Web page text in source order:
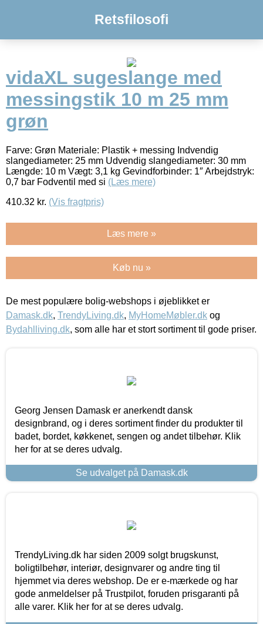
Retsfilosofi
vidaXL sugeslange med
messingstik 10 m 25 mm
grøn
Farve: Grøn Materiale: Plastik + messing Indvendig
slangediameter: 25 mm Udvendig slangediameter: 30 mm
Længde: 10 m Vægt: 3,1 kg Gevindforbinder: 1″ Arbejdstryk:
0,7 bar Fodventil med si (Læs mere)
410.32 kr. (Vis fragtpris)
Læs mere »
Køb nu »
De mest populære bolig-webshops i øjeblikket er
Damask.dk, TrendyLiving.dk, MyHomeMøbler.dk og
Bydahlliving.dk, som alle har et stort sortiment til gode priser.
Georg Jensen Damask er anerkendt dansk
designbrand, og i deres sortiment finder du produkter til
badet, bordet, køkkenet, sengen og andet tilbehør. Klik
her for at se deres udvalg.
Se udvalget på Damask.dk
TrendyLiving.dk har siden 2009 solgt brugskunst,
boligtilbehør, interiør, designvarer og andre ting til
hjemmet via deres webshop. De er e-mærkede og har
gode anmeldelser på Trustpilot, foruden prisgaranti på
alle varer. Klik her for at se deres udvalg.